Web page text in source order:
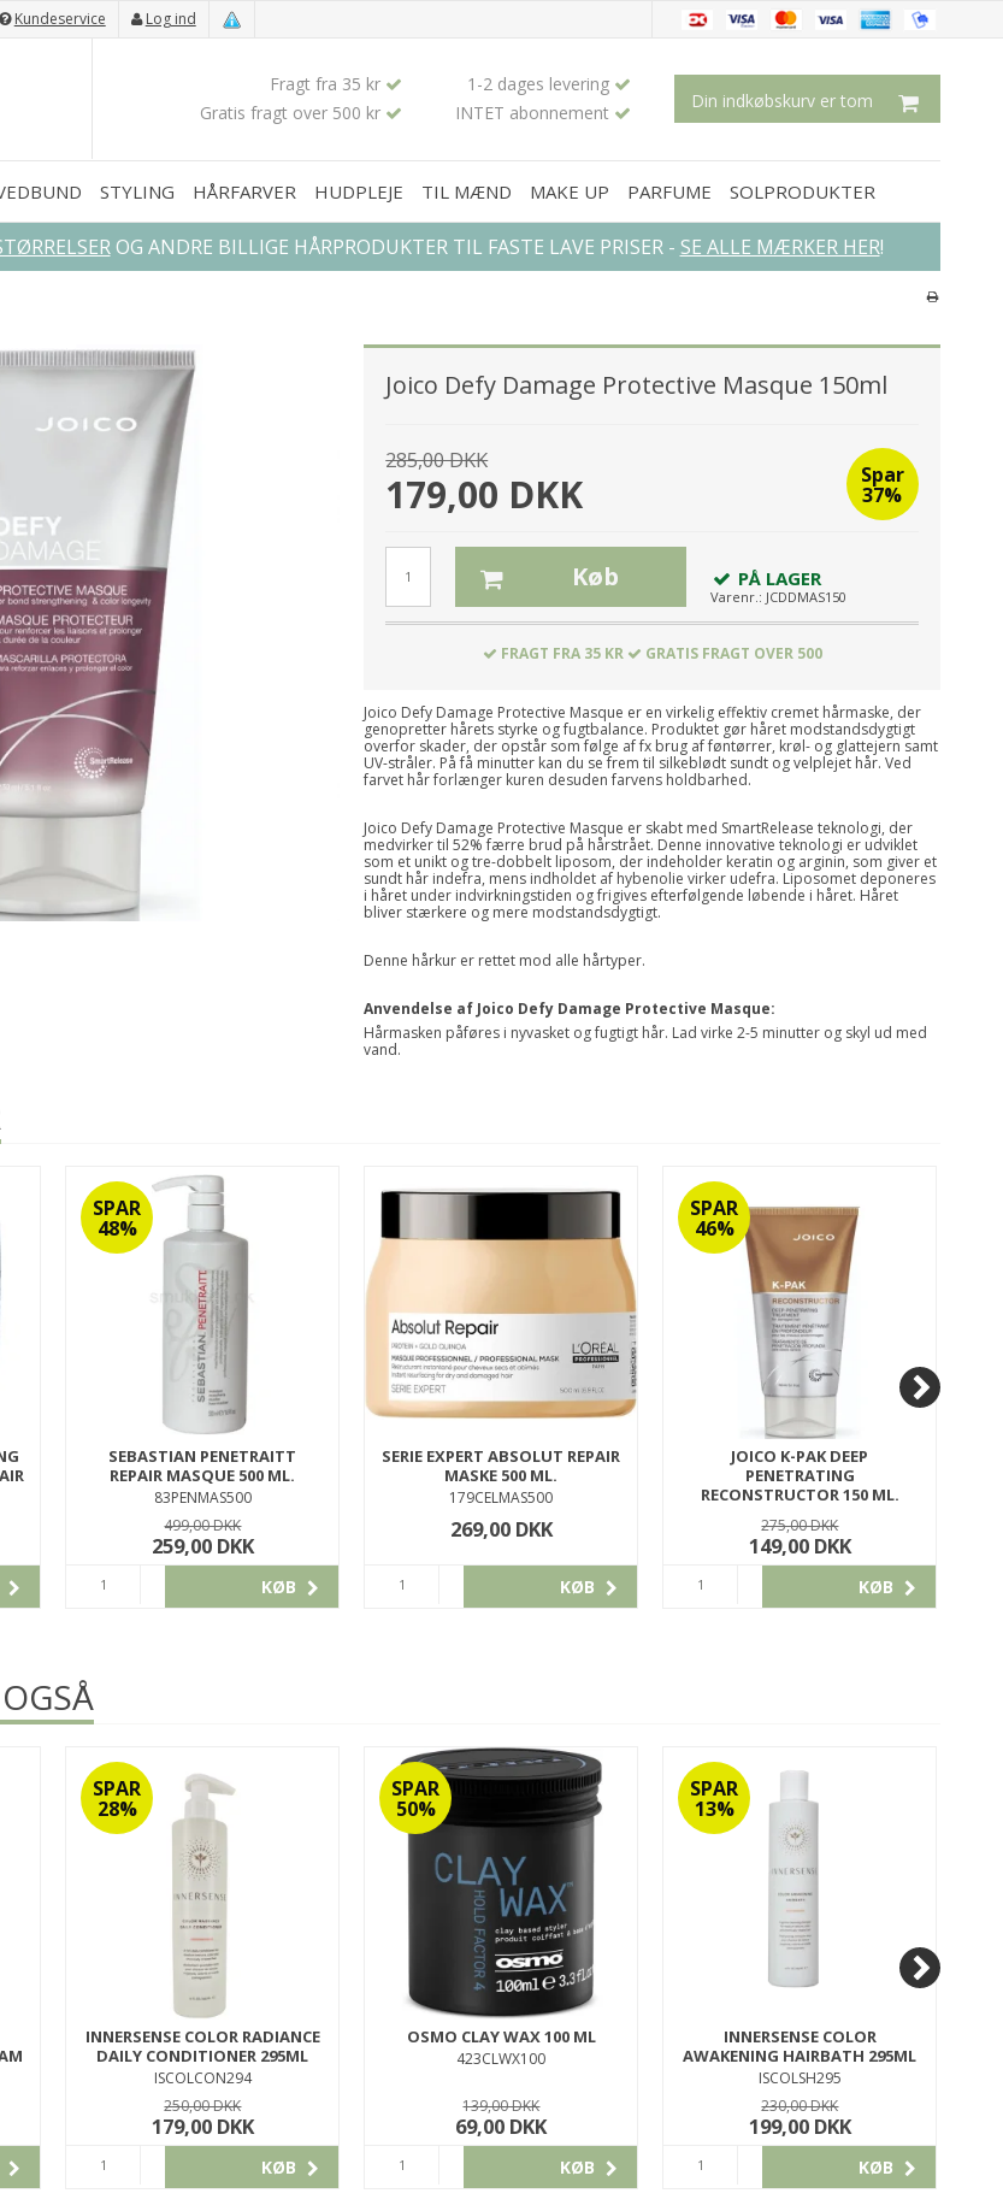
Log ind
Kundeservice
Din indkøbskurv er tom
1-2 dages levering
Fragt fra 35 kr
INTET abonnement
Gratis fragt over 500 kr
STYLING HÅRFARVER HUDPLEJE TIL MÆND MAKE UP PARFUME SOLPRODUKTER
OG ANDRE BILLIGE HÅRPRODUKTER TIL FASTE LAVE PRISER - SE ALLE MÆRKER HER!
×
Joico Defy Damage Protective Masque 150ml
285,00 DKK
179,00 DKK Spar
37%
Køb PÅ LAGER
Varenr.: JCDDMAS150
FRAGT FRA 35 KR GRATIS FRAGT OVER 500
Joico Defy Damage Protective Masque er en virkelig effektiv cremet hårmaske, der
genopretter hårets styrke og fugtbalance. Produktet gør håret modstandsdygtigt
overfor skader, der opstår som følge af fx brug af føntørrer, krøl- og glattejern samt
UV-stråler. På få minutter kan du se frem til silkeblødt sundt og velplejet hår. Ved
farvet hår forlænger kuren desuden farvens holdbarhed.
Joico Defy Damage Protective Masque er skabt med SmartRelease teknologi, der
medvirker til 52% færre brud på hårstrået. Denne innovative teknologi er udviklet
som et unikt og tre-dobbelt liposom, der indeholder keratin og arginin, som giver et
sundt hår indefra, mens indholdet af hybenolie virker udefra. Liposomet deponeres
i håret under indvirkningstiden og frigives efterfølgende løbende i håret. Håret
bliver stærkere og mere modstandsdygtigt.
Denne hårkur er rettet mod alle hårtyper.
Anvendelse af Joico Defy Damage Protective Masque:
Hårmasken påføres i nyvasket og fugtigt hår. Lad virke 2-5 minutter og skyl ud med
vand.
SPAR
48%
SEBASTIAN PENETRAITT
REPAIR MASQUE 500 ML.
83PENMAS500
499,00 DKK
259,00 DKK
KØB
SERIE EXPERT ABSOLUT REPAIR
MASKE 500 ML.
179CELMAS500
269,00 DKK
KØB
SPAR
46%
JOICO K-PAK DEEP
PENETRATING
RECONSTRUCTOR 150 ML.
200REC150
275,00 DKK
149,00 DKK
KØB
SPAR
28%
INNERSENSE COLOR RADIANCE
DAILY CONDITIONER 295ML
ISCOLCON294
250,00 DKK
179,00 DKK
KØB
SPAR
50%
OSMO CLAY WAX 100 ML
423CLWX100
139,00 DKK
69,00 DKK
KØB
SPAR
13%
INNERSENSE COLOR
AWAKENING HAIRBATH 295ML
ISCOLSH295
230,00 DKK
199,00 DKK
KØB